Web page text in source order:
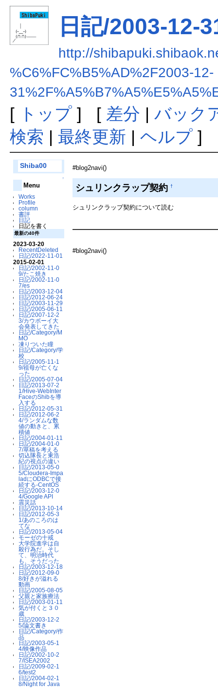
日記/2003-12-
http://
%C6%FC%B5%AD%2F2003-12-
[ トップ] [ 差分 | バック
検索 | 最終更新 | ヘルプ]
Shiba00
↑
Menu
Works
Profile
column
書評
日記
日記を書く
最新の40件
2023-03-20
RecentDeleted
日記/2022-11-01
2015-02-01
日記/2002-11-0
9/たこ焼き
日記/2002-11-0
7/es
日記/2003-12-04
日記/2012-06-24
日記/2003-11-29
日記/2005-06-11
日記/2007-12-2
3/カウボーイ大
会発表してきた
日記/Category/M
MO
凍りついた瞳
日記/Category/学
校
日記/2005-11-1
9/祖母が亡くな
った
日記/2005-07-04
日記/2013-07-2
1/Hive-WebInter
FaceのShibを導
入する
日記/2012-05-31
日記/2012-06-2
4/ランダムな数
値の動きと、累
積値
日記/2004-01-11
日記/2004-01-0
7/草稿を考える
切込隊長と東浩
紀の視点の違い
日記/2013-05-0
5/Cloudera-Impa
ladにODBCで接
続する-CentOS
日記/2003-12-0
4/Google API
震災話
日記/2013-10-14
日記/2012-05-3
1/あのころのは
てな
日記/2013-05-04
モーゼの十戒
大学院進学は自
殺行為だ。そし
て、明治時代
も、そうだった
日記/2003-12-18
日記/2012-09-0
8/好きが溢れる
動画
日記/2005-08-05
父親と家族療法
日記/2003-01-11
気が付くと３０
歳
日記/2003-12-2
5/論文書き
日記/Category/作
品
日記/2003-05-1
4/映像作品
日記/2002-10-2
7/ISEA2002
日記/2009-02-1
6/test2
日記/2004-02-1
8/Night for Java
#blog2navi()
シュリンクラップ契約 †
シュリンクラップ契約について読む
#blog2navi()